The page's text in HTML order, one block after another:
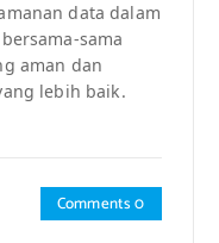
data dalam
sama
aman dan
lebih baik.
Comments 0